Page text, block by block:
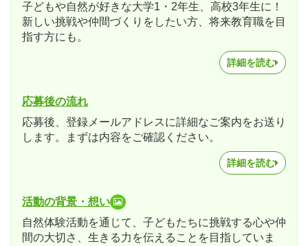
子どもや自然が好きな大学1・2年生、高校3年生に！
新しい挑戦や仲間づくりをしたい方、将来教育職を目
指す方にも。
詳細を読む
応募後の流れ
応募後、登録メールアドレスに詳細なご案内をお送り
します。まずは内容をご確認ください。
詳細を読む
活動の背景・想い
自然体験活動を通じて、子どもたちに挑戦する心や仲
間の大切さ、生きる力を伝えることを目指していま